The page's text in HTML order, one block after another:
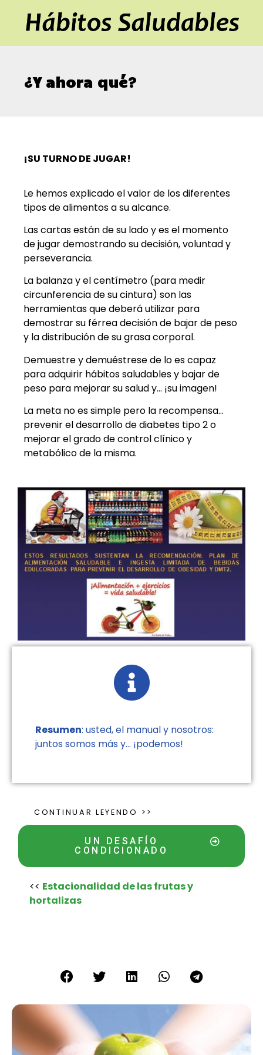
¿Y ahora qué?
¡SU TURNO DE JUGAR!
Le hemos explicado el valor de los diferentes
tipos de alimentos a su alcance.
Las cartas están de su lado y es el momento
de jugar demostrando su decisión, voluntad y
perseverancia.
La balanza y el centímetro (para medir
circunferencia de su cintura) son las
herramientas que deberá utilizar para
demostrar su férrea decisión de bajar de peso
y la distribución de su grasa corporal.
Demuestre y demuéstrese de lo es capaz
para adquirir hábitos saludables y bajar de
peso para mejorar su salud y… ¡su imagen!
La meta no es simple pero la recompensa…
prevenir el desarrollo de diabetes tipo 2 o
mejorar el grado de control clínico y
metabólico de la misma.
Resumen: usted, el manual y nosotros:
juntos somos más y… ¡podemos!
CONTINUAR LEYENDO >>
UN DESAFÍO
CONDICIONADO
<< Estacionalidad de las frutas y
hortalizas